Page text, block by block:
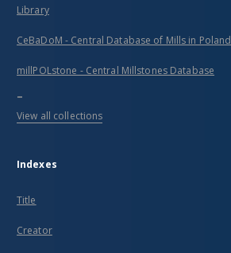
Library
CeBaDoM - Central Database of Mills in Poland
millPOLstone - Central Millstones Database
...
View all collections
Indexes
Title
Creator